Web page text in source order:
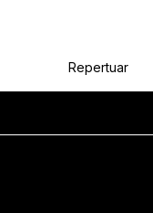
Repertuar